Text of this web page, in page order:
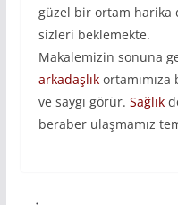
güzel bir ortam harika
sizleri beklemekte.
Makalemizin sonuna
arkadaşlık
ve saygı görür. Sağlık
beraber ulaşmamız